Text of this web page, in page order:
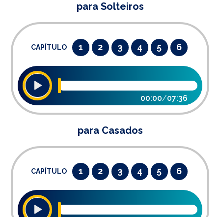
para Solteiros
CAPÍTULO 1 2 3 4 5 6
00:00/07:36
para Casados
CAPÍTULO 1 2 3 4 5 6